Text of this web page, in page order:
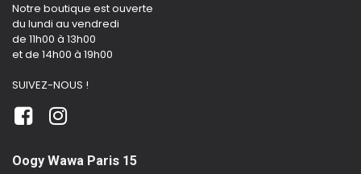
Notre boutique est ouverte
du lundi au vendredi
de 11h00 à 13h00
et de 14h00 à 19h00
SUIVEZ-NOUS !
Oogy Wawa Paris 15